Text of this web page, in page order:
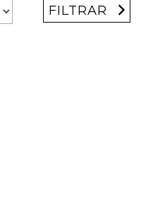
FILTRAR